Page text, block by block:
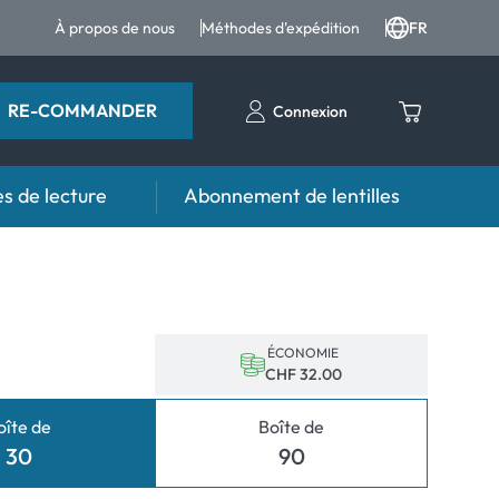
À propos de nous Méthodes d'expédition FR
RE-COMMANDER Connexion
de lecture Abonnement de lentilles
de
30
ÉCONOMIE
CHF 32.00
Boîte de
90